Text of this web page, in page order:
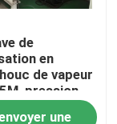
de
en
de vapeur
pression
une